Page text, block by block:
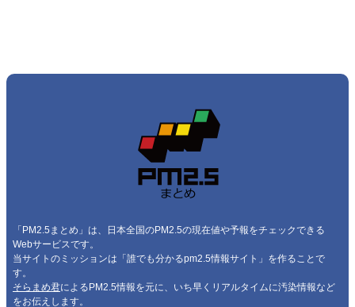
「PM2.5まとめ」は、日本全国のPM2.5の現在値や予報をチェックできる
Webサービスです。
当サイトのミッションは「誰でも分かるpm2.5情報サイト」を作ることで
す。
そらまめ君によるPM2.5情報を元に、いち早くリアルタイムに汚染情報など
をお伝えします。